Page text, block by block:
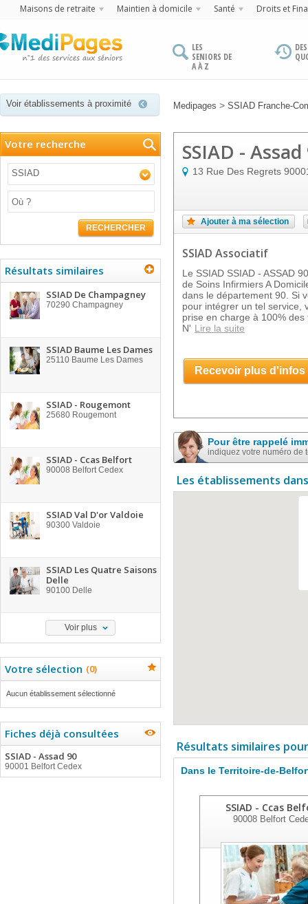
Maisons de retraite Maintien à domicile Santé Droits et
LES
SENIORS DE
A À Z
Voir établissements à proximité Medipages > SSIAD Franche-
Votre recherche
SSIAD
RECHERCHER
Résultats similaires
SSIAD De Champagney
70290 Champagney
SSIAD Baume Les Dames
25110 Baume Les Dames
SSIAD - Rougemont
25680 Rougemont
SSIAD - Ccas Belfort
90008 Belfort Cedex
SSIAD Val D'or Valdoie
90300 Valdoie
SSIAD Les Quatre Saisons
Delle
90100 Delle
Voir plus
Votre sélection (0)
Aucun établissement sélectionné
Fiches déjà consultées
SSIAD - Assad 90
90001 Belfort Cedex
SSIAD - Assad
13 Rue Des Regrets
Ajouter à ma sélection
SSIAD Associatif
Le SSIAD SSIAD - ASSAD
de Soins Infirmiers A
dans le département 90. Si
pour intégrer un tel service,
prise en charge à 100%
N' Lire la suite
Recevoir plus d'infos
Pour être rappelé
indiquez votre numéro de
Les établissements
Résultats similaires
Dans le Territoire-de-
SSIAD - Ccas
90008Belfort